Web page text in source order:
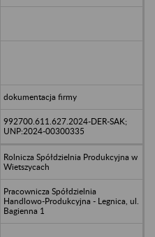
dokumentacja firmy
992700.611.627.2024-DER-SAK;
UNP:2024-00300335
Rolnicza Spółdzielnia Produkcyjna w
Wietszycach
Pracownicza Spółdzielnia
Handlowo-Produkcyjna - Legnica, ul.
Bagienna 1